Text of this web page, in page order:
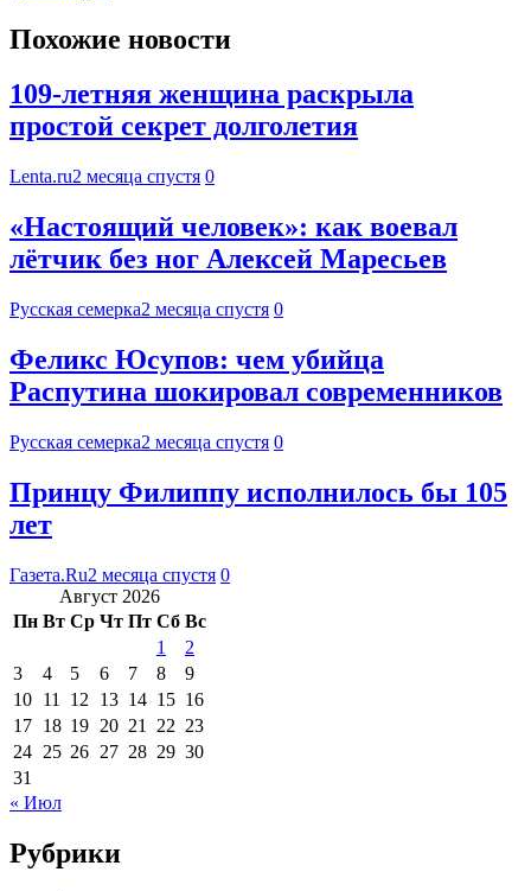
Похожие новости
109-летняя женщина раскрыла
простой секрет долголетия
Lenta.ru2 месяца спустя 0
«Настоящий человек»: как воевал
лётчик без ног Алексей Маресьев
Русская семерка2 месяца спустя 0
Феликс Юсупов: чем убийца
Распутина шокировал современников
Русская семерка2 месяца спустя 0
Принцу Филиппу исполнилось бы 105
лет
Газета.Ru2 месяца спустя 0
Август 2026
Пн Вт Ср Чт Пт Сб Вс
1
2
3
4 5 6 7 8
9
10 11 12 13 14 15 16
17 18 19 20 21 22 23
24 25 26 27 28 29 30
31
« Июл
Рубрики